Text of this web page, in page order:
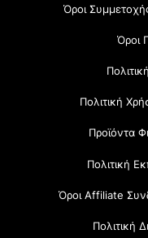
Όροι
Όροι
Πολιτική
Προϊόντα
Πολιτική
Όροι Affiliate
Πολιτική